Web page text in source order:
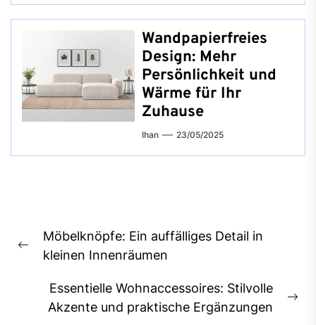
Wandpapierfreies
Design: Mehr
Persönlichkeit und
Wärme für Ihr
Zuhause
Ihan 23/05/2025
Previous
Möbelknöpfe: Ein auffälliges Detail in
kleinen Innenräumen
Essentielle Wohnaccessoires: Stilvolle
Akzente und praktische Ergänzungen